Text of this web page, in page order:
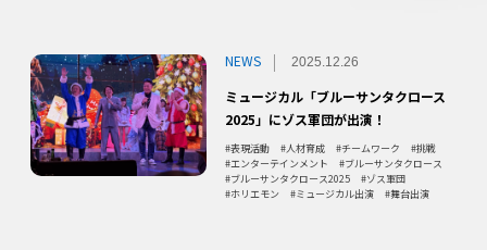
NEWS 2025.12.26
ミュージカル「ブルーサンタクロース
2025」にゾス軍団が出演！
表現活動 人材育成 チームワーク
挑戦
エンターテインメント
ブルーサンタクロース
ブルーサンタクロース2025
ゾス軍団
ホリエモン
ミュージカル出演 舞台出演